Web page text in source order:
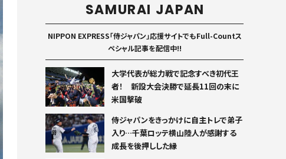
SAMURAI JAPAN
NIPPON EXPRESS「侍ジャパン」応援サイトでもFull-Countス
ペシャル記事を配信中!!
大学代表が総力戦で記念すべき初代王
者！ 新設大会決勝で延長11回の末に
米国撃破
侍ジャパンをきっかけに自主トレで弟子
入り…千葉ロッテ横山陸人が感謝する
成長を後押しした縁